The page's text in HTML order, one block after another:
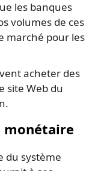
les banques
volumes de ces
marché pour les
acheter des
site Web du
monétaire
du système